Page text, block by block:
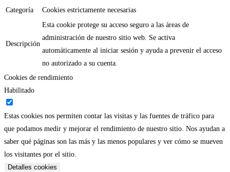
Categoría
Cookies estrictamente necesarias
Descripción
Esta cookie protege su acceso seguro a las áreas de
administración de nuestro sitio web. Se activa
automáticamente al iniciar sesión y ayuda a prevenir el acceso
no autorizado a su cuenta.
Cookies de rendimiento
Habilitado
Estas cookies nos permiten contar las visitas y las fuentes de tráfico para
que podamos medir y mejorar el rendimiento de nuestro sitio. Nos ayudan a
saber qué páginas son las más y las menos populares y ver cómo se mueven
los visitantes por el sitio.
Detalles cookies